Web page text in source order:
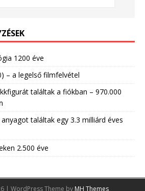
1200 éve
– a legelső filmfelvétel
találtak a fiókban – 970.000
találtak egy 3.3 milliárd éves
2.500 éve
| WordPress Theme by MH Themes